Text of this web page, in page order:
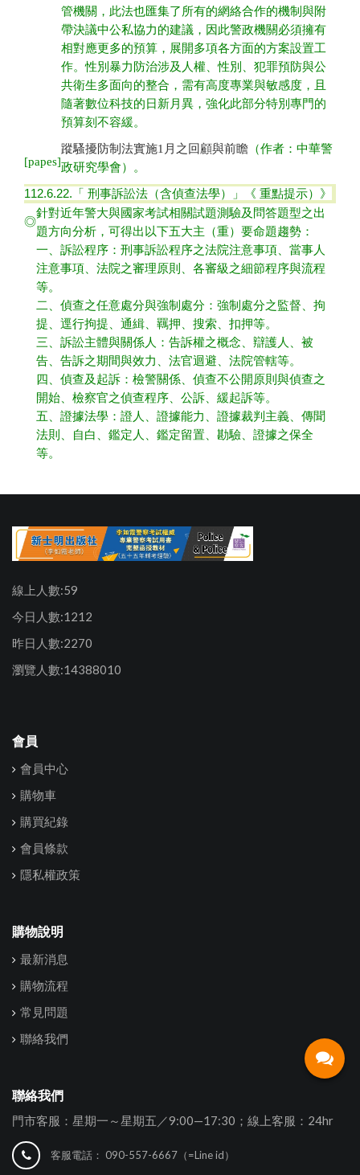
管機關，此法也匯集了所有的網絡合作的機制與附
帶決議中公私協力的建議，因此警政機關必須擁有
相對應更多的預算，展開多項各方面的方案設置工
作。性別暴力防治涉及人權、性別、犯罪預防與公
共衛生多面向的整合，需有高度專業與敏感度，且
隨著數位科技的日新月異，強化此部分特別專門的
預算刻不容緩。
[papes]
蹤騷擾防制法實施1月之回顧與前瞻 （作者：中華警
政研究學會）。
112.6.22. 「 刑事訴訟法（含偵查法學）」 《 重點提示）》
◎
針對近年警大與國家考試相關試題測驗及問答題型之出
題方向分析，可得出以下五大主（重）要命題趨勢：
一、訴訟程序：刑事訴訟程序之法院注意事項、當事人
注意事項、法院之審理原則、各審級之細節程序與流程
等。
二、偵查之任意處分與強制處分：強制處分之監督、拘
提、逕行拘提、通緝、羈押、搜索、扣押等。
三、訴訟主體與關係人：告訴權之概念、辯護人、被
告、告訴之期間與效力、法官迴避、法院管轄等。
四、偵查及起訴：檢警關係、偵查不公開原則與偵查之
開始、檢察官之偵查程序、公訴、緩起訴等。
五、證據法學：證人、證據能力、證據裁判主義、傳聞
法則、自白、鑑定人、鑑定留置、勘驗、證據之保全
等。
線上人數:59
今日人數:1212
昨日人數:2270
瀏覽人數:14388010
會員
會員中心
購物車
購買紀錄
會員條款
隱私權政策
購物說明
最新消息
購物流程
常見問題
聯絡我們
聯絡我們
門市客服：星期一～星期五／9:00—17:30；線上客服：24hr
客服電話： 090-557-6667（=Line id）